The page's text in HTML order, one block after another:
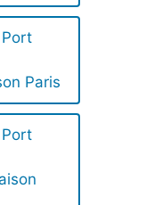
Paris